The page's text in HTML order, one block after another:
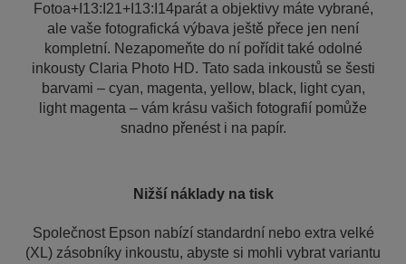
Fotoa+I13:I21+I13:I14parát a objektivy máte vybrané,
ale vaše fotografická výbava ještě přece jen není
kompletní. Nezapomeňte do ní pořídit také odolné
inkousty Claria Photo HD. Tato sada inkoustů se šesti
barvami – cyan, magenta, yellow, black, light cyan,
light magenta – vám krásu vašich fotografií pomůže
snadno přenést i na papír.
Nižší náklady na tisk
Společnost Epson nabízí standardní nebo extra velké
(XL) zásobníky inkoustu, abyste si mohli vybrat variantu